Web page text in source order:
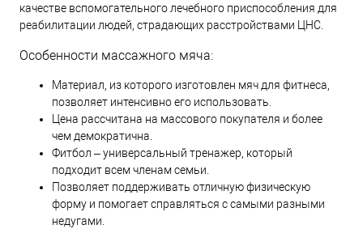
качестве вспомогательного лечебного приспособления для
реабилитации людей, страдающих расстройствами ЦНС.
Особенности массажного мяча:
Материал, из которого изготовлен мяч для фитнеса,
позволяет интенсивно его использовать.
Цена рассчитана на массового покупателя и более
чем демократична.
Фитбол ‒ универсальный тренажер, который
подходит всем членам семьи.
Позволяет поддерживать отличную физическую
форму и помогает справляться с самыми разными
недугами.